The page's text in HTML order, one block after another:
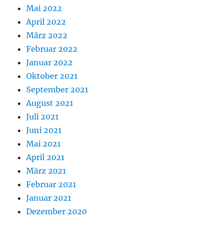
Mai 2022
April 2022
März 2022
Februar 2022
Januar 2022
Oktober 2021
September 2021
August 2021
Juli 2021
Juni 2021
Mai 2021
April 2021
März 2021
Februar 2021
Januar 2021
Dezember 2020